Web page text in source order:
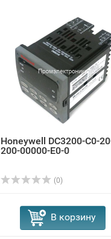
Honeywell DC3200-C0-
200-00000-E0-0
(0)
В корзину